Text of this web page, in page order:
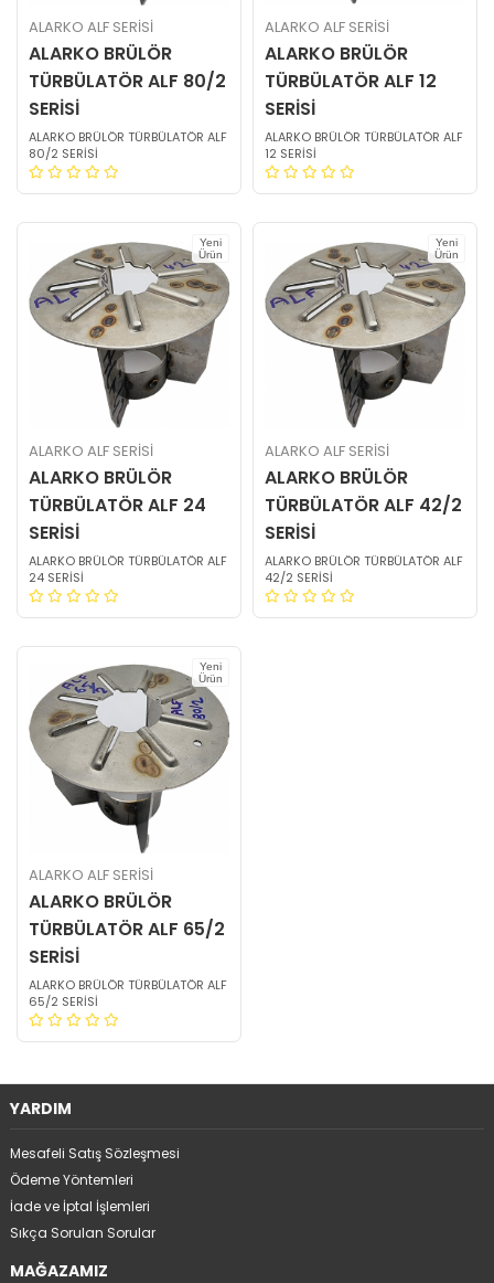
ALARKO ALF SERİSİ
ALARKO BRÜLÖR
TÜRBÜLATÖR ALF 80/2
SERİSİ
ALARKO BRÜLÖR TÜRBÜLATÖR ALF
80/2 SERİSİ
ALARKO ALF SERİSİ
ALARKO BRÜLÖR
TÜRBÜLATÖR ALF 12
SERİSİ
ALARKO BRÜLÖR TÜRBÜLATÖR ALF
12 SERİSİ
Yeni
Ürün
ALARKO ALF SERİSİ
ALARKO BRÜLÖR
TÜRBÜLATÖR ALF 24
SERİSİ
ALARKO BRÜLÖR TÜRBÜLATÖR ALF
24 SERİSİ
Yeni
Ürün
ALARKO ALF SERİSİ
ALARKO BRÜLÖR
TÜRBÜLATÖR ALF 42/2
SERİSİ
ALARKO BRÜLÖR TÜRBÜLATÖR ALF
42/2 SERİSİ
Yeni
Ürün
ALARKO ALF SERİSİ
ALARKO BRÜLÖR
TÜRBÜLATÖR ALF 65/2
SERİSİ
ALARKO BRÜLÖR TÜRBÜLATÖR ALF
65/2 SERİSİ
YARDIM
Mesafeli Satış Sözleşmesi
Ödeme Yöntemleri
İade ve İptal İşlemleri
Sıkça Sorulan Sorular
MAĞAZAMIZ